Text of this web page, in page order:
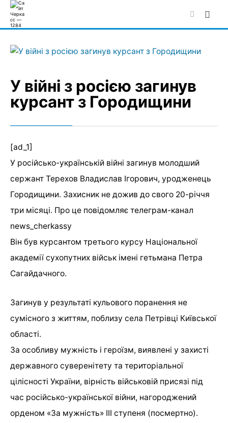
Skip
to
У війні з росією загинув
курсант з Городищини
[ad_1]
У російсько-українській війні загинув молодший
сержант Терехов Владислав Ігорович, уродженець
Городищини. Захисник не дожив до свого 20-річчя
три місяці. Про це повідомляє телеграм-канал
news_cherkassy
Він був курсантом третього курсу Національної
академії сухопутних військ імені гетьмана Петра
Сагайдачного.
Загинув у результаті кульового поранення не
сумісного з життям, поблизу села Петрівці Київської
області.
За особливу мужність і героїзм, виявлені у захисті
державного суверенітету та територіальної
цілісності України, вірність військовій присязі під
час російсько-української війни, нагороджений
орденом «За мужність» ІІІ ступеня (посмертно).